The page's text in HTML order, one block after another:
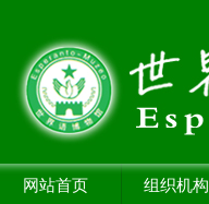
网站首页 组织机构